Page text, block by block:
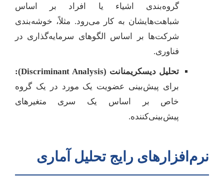
گروه‌بندی اشیاء یا افراد بر اساس
شباهت‌هایشان به کار می‌رود. مثلاً، خوشه‌بندی
شرکت‌ها بر اساس الگوهای سرمایه‌گذاری در
فناوری.
تحلیل دیسکریمنانت (Discriminant Analysis):
برای پیش‌بینی عضویت یک مورد در یک گروه
خاص بر اساس یک سری متغیرهای
پیش‌بینی‌کننده.
نرم‌افزارهای رایج تحلیل آماری